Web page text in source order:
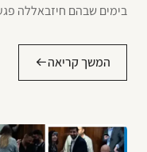
בימים שבהם חיזבאללה
המשך קריאה